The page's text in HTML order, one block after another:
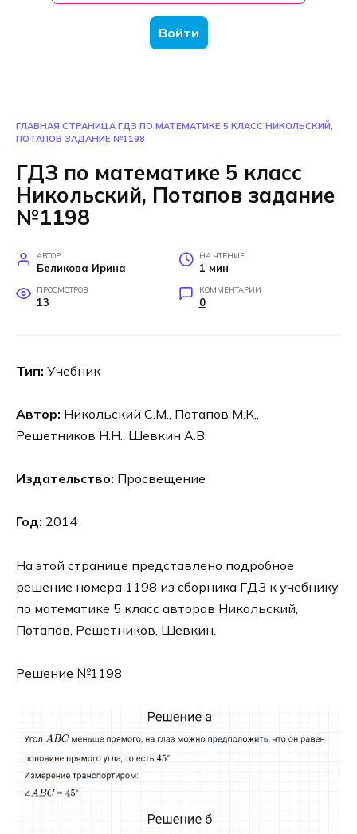
Войти
ГЛАВНАЯ СТРАНИЦА ГДЗ ПО МАТЕМАТИКЕ 5 КЛАСС НИКОЛЬСКИЙ,
ПОТАПОВ ЗАДАНИЕ №1198
ГДЗ по математике 5 класс
Никольский, Потапов задание
№1198
АВТОР
Беликова Ирина
НА ЧТЕНИЕ
1 мин
ПРОСМОТРОВ
13
КОММЕНТАРИИ
0
Тип: Учебник
Автор: Никольский С.М., Потапов М.К,,
Решетников Н.Н., Шевкин А.В.
Издательство: Просвещение
Год: 2014
На этой странице представлено подробное
решение номера 1198 из сборника ГДЗ к учебнику
по математике 5 класс авторов Никольский,
Потапов, Решетников, Шевкин.
Решение №1198